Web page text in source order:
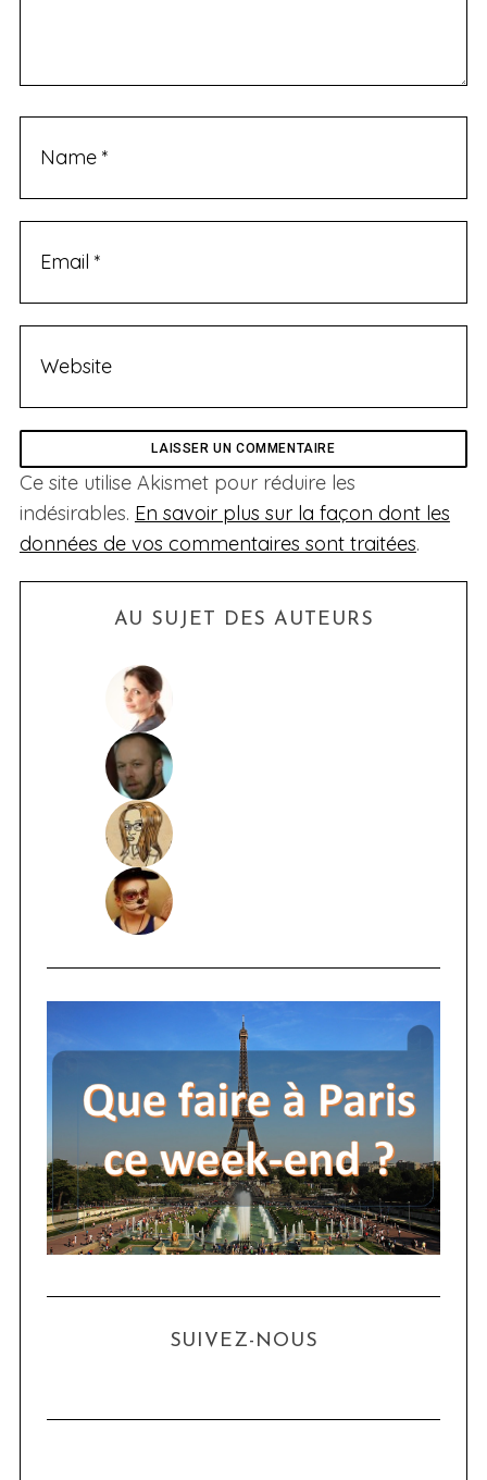
Ce site utilise Akismet pour réduire les
indésirables. En savoir plus sur la façon dont les
données de vos commentaires sont traitées.
AU SUJET DES AUTEURS
SUIVEZ-NOUS